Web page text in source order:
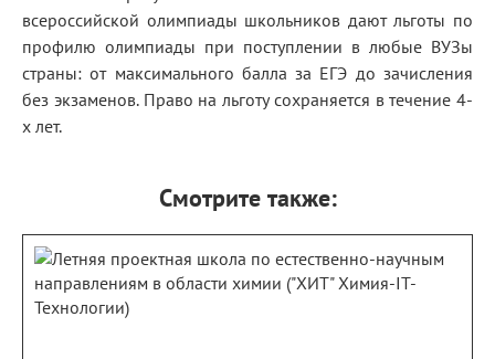
всероссийской олимпиады школьников дают льготы по
профилю олимпиады при поступлении в любые ВУЗы
страны: от максимального балла за ЕГЭ до зачисления
без экзаменов. Право на льготу сохраняется в течение 4-
х лет.
Смотрите также: